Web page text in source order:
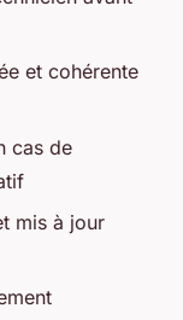
et cohérente
cas de
mis à jour